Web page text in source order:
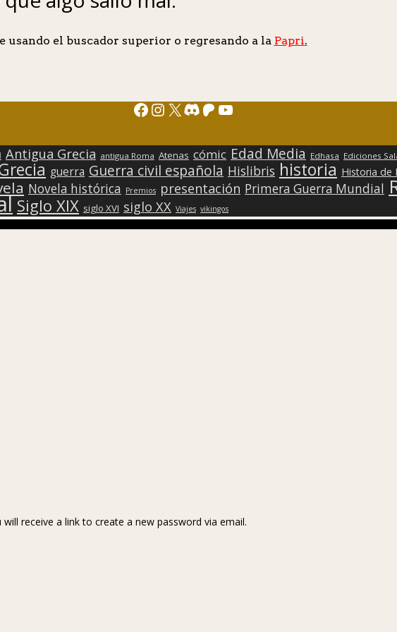
usando el buscador superior o regresando a la Papri.
Facebook
Instagram
X Discord
Patreon
YouTube
Antigua Grecia antigua Roma Atenas cómic Edad Media Edhasa Ediciones
guerra Guerra civil española Hislibris historia Historia de
Novela histórica Premios presentación Primera Guerra Mundial
Siglo XIX siglo XVI siglo XX Viajes vikingos
receive a link to create a new password via email.